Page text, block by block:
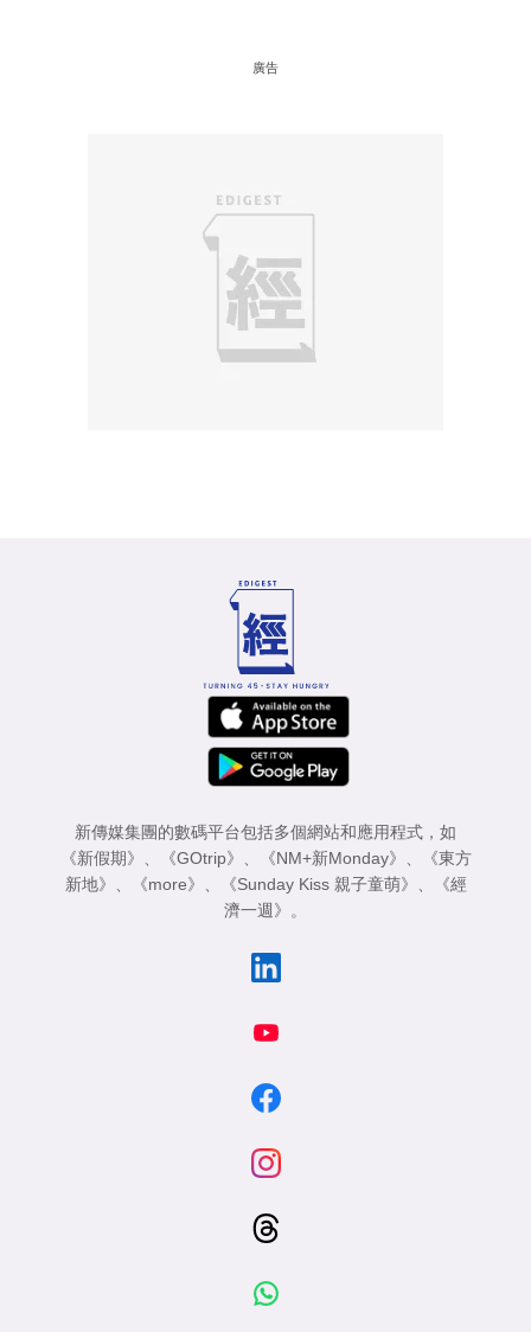
廣告
新傳媒集團的數碼平台包括多個網站和應用程式，如
《新假期》
《GOtrip》 《NM+新Monday》
《東方
新地》
《more》 《Sunday Kiss 親子童萌》
《經
濟一週》
。